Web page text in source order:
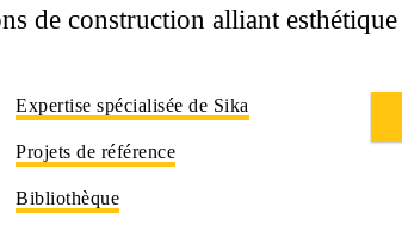
de construction alliant esthétique
Expertise spécialisée de Sika
Projets de référence
Bibliothèque